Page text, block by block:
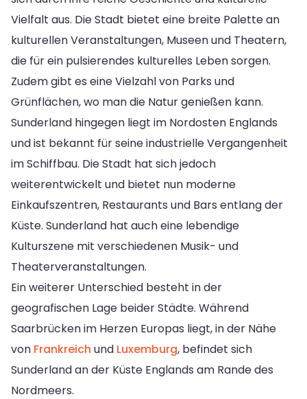
Vielfalt aus. Die Stadt bietet eine breite Palette an
kulturellen Veranstaltungen, Museen und Theatern,
die für ein pulsierendes kulturelles Leben sorgen.
Zudem gibt es eine Vielzahl von Parks und
Grünflächen, wo man die Natur genießen kann.
Sunderland hingegen liegt im Nordosten Englands
und ist bekannt für seine industrielle Vergangenheit
im Schiffbau. Die Stadt hat sich jedoch
weiterentwickelt und bietet nun moderne
Einkaufszentren, Restaurants und Bars entlang der
Küste. Sunderland hat auch eine lebendige
Kulturszene mit verschiedenen Musik- und
Theaterveranstaltungen.
Ein weiterer Unterschied besteht in der
geografischen Lage beider Städte. Während
Saarbrücken im Herzen Europas liegt, in der Nähe
von Frankreich und Luxemburg, befindet sich
Sunderland an der Küste Englands am Rande des
Nordmeers.